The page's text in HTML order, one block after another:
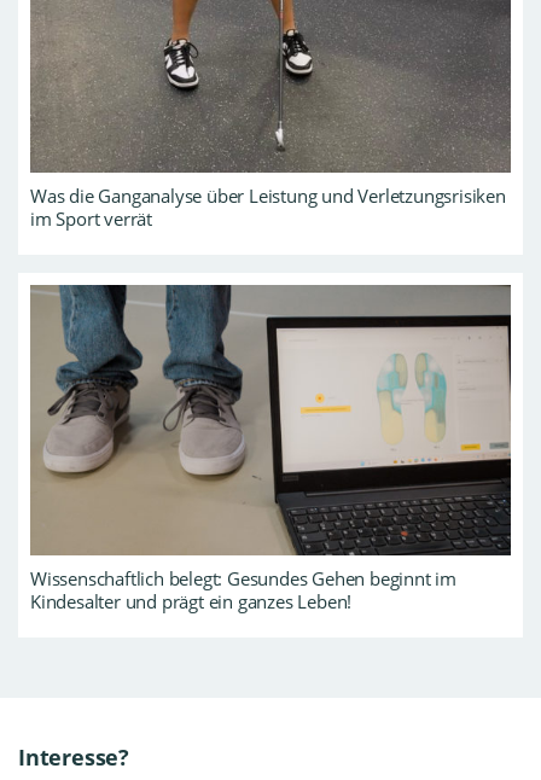
Was die Ganganalyse über Leistung und Verletzungsrisiken
im Sport verrät
Wissenschaftlich belegt: Gesundes Gehen beginnt im
Kindesalter und prägt ein ganzes Leben!
Interesse?